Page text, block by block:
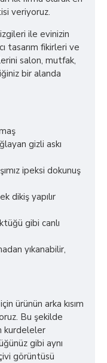
veriyoruz.
ile evinizin
tasarım fikirleri ve
salon, mutfak,
bir alanda
gizli askı
ipeksi dokunuş
dikiş yapılır
gibi canlı
yıkanabilir,
ürünün arka kısım
Bu şekilde
kurdeleler
gibi aynı
görüntüsü